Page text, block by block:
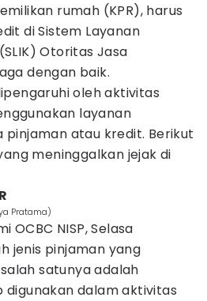
rumah (KPR), harus
di Sistem Layanan
Otoritas Jasa
dengan baik.
oleh aktivitas
layanan
pinjaman atau kredit. Berikut
meninggalkan jejak di
Pratama)
OCBC NISP, Selasa
jenis pinjaman yang
satunya adalah
digunakan dalam aktivitas